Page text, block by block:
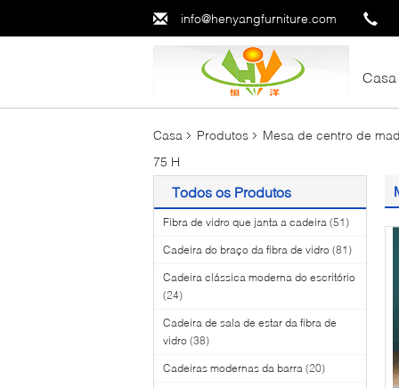
info@henyangfurniture.com
Casa
Casa Produtos
Mesa de centro de
75 H
Todos os Produtos
Fibra de vidro que janta a cadeira (51)
Cadeira do braço da fibra de vidro (81)
Cadeira clássica moderna do escritório
(24)
Cadeira de sala de estar da fibra de
vidro (38)
Cadeiras modernas da barra (20)